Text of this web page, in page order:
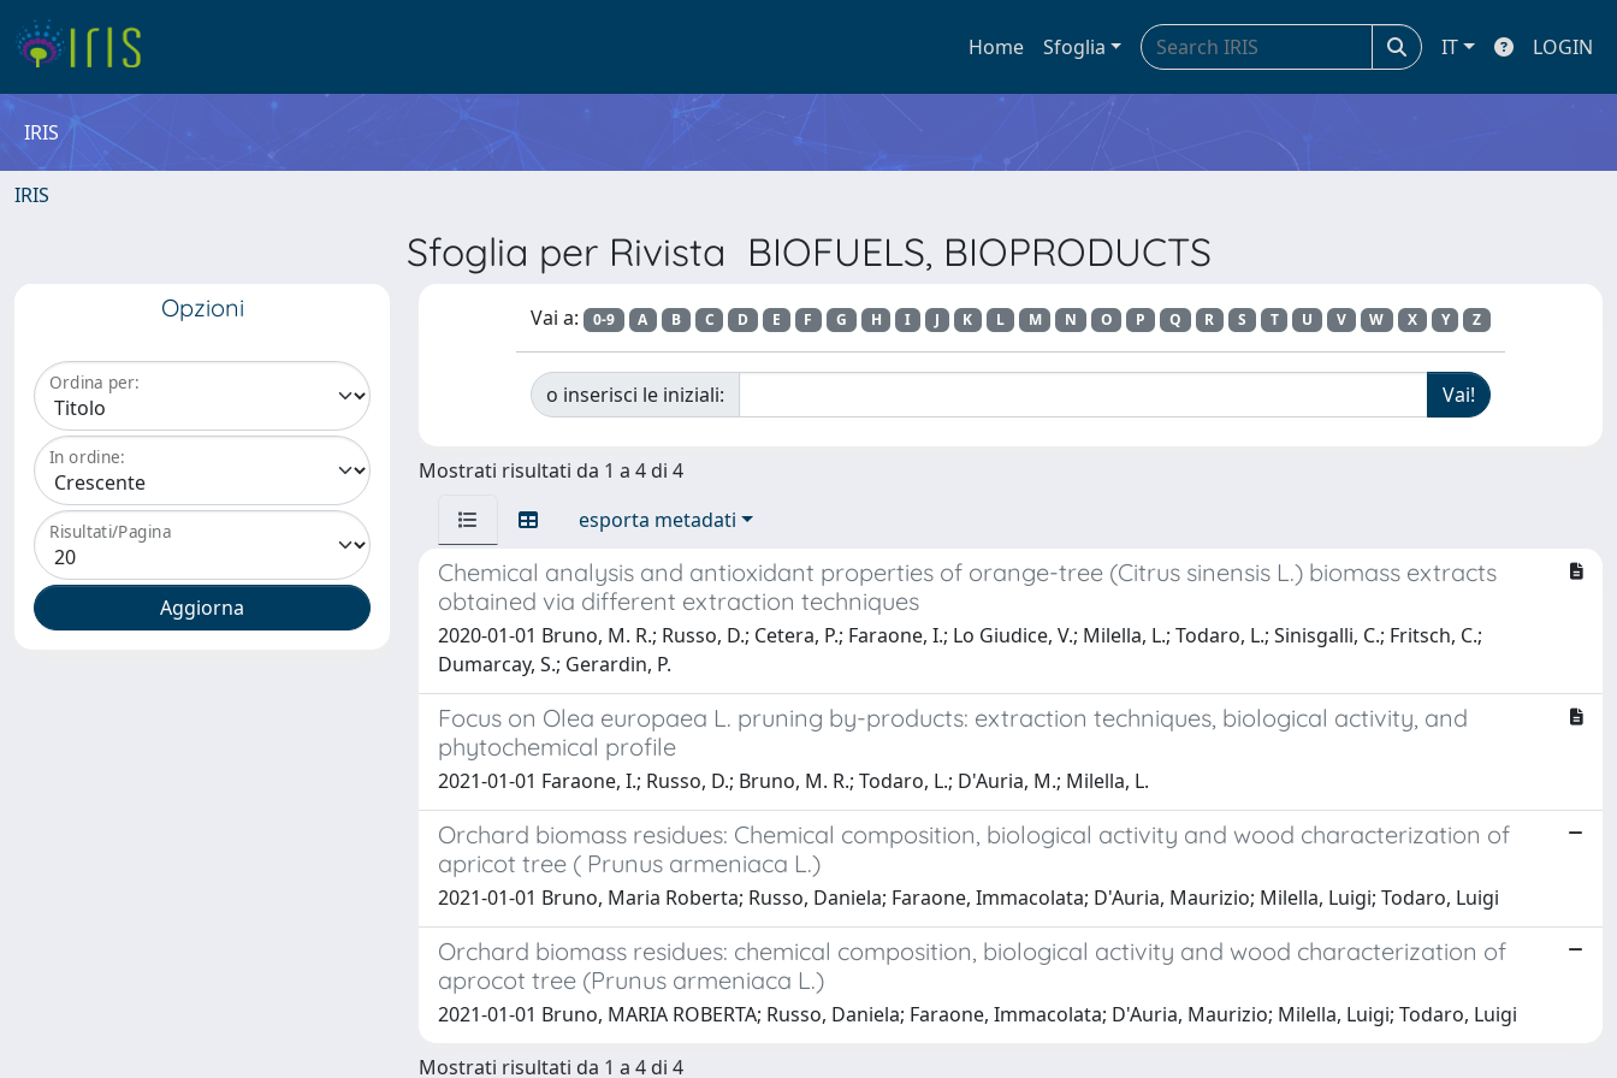
Home Sfoglia IT LOGIN
IRIS
IRIS
Sfoglia per Rivista BIOFUELS, BIOPRODUCTS
Opzioni
Ordina per:
In ordine:
Risultati/Pagina
Vai a: 0-9 A B C D E F G H I J K L M N O P Q R S T U V W X Y Z
o inserisci le iniziali:
Mostrati risultati da 1 a 4 di 4
esporta metadati
Chemical analysis and antioxidant properties of orange-tree (Citrus sinensis L.) biomass extracts
obtained via different extraction techniques
2020-01-01 Bruno, M. R.; Russo, D.; Cetera, P.; Faraone, I.; Lo Giudice, V.; Milella, L.; Todaro, L.; Sinisgalli, C.; Fritsch, C.;
Dumarcay, S.; Gerardin, P.
Focus on Olea europaea L. pruning by-products: extraction techniques, biological activity, and
phytochemical profile
2021-01-01 Faraone, I.; Russo, D.; Bruno, M. R.; Todaro, L.; D'Auria, M.; Milella, L.
Orchard biomass residues: Chemical composition, biological activity and wood characterization of
apricot tree ( Prunus armeniaca L.)
2021-01-01 Bruno, Maria Roberta; Russo, Daniela; Faraone, Immacolata; D'Auria, Maurizio; Milella, Luigi; Todaro, Luigi
Orchard biomass residues: chemical composition, biological activity and wood characterization of
aprocot tree (Prunus armeniaca L.)
2021-01-01 Bruno, MARIA ROBERTA; Russo, Daniela; Faraone, Immacolata; D'Auria, Maurizio; Milella, Luigi; Todaro, Luigi
Mostrati risultati da 1 a 4 di 4